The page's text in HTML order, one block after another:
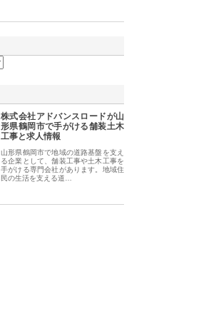
株式会社アドバンスロードが山
形県鶴岡市で手がける舗装土木
工事と求人情報
山形県鶴岡市で地域の道路基盤を支え
る企業として、舗装工事や土木工事を
手がける専門会社があります。地域住
民の生活を支える道…